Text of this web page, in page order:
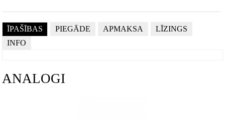
ĪPAŠĪBAS PIEGĀDE APMAKSA
LĪZINGS
INFO
ANALOGI